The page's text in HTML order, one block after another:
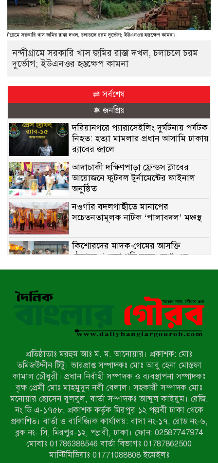
নন্দীগ্রামে সরকারি খাস জমির রাস্তা দখল, চলাচলে চরম
দুর্ভোগ; ইউএনওর হস্তক্ষেপ কামনা
⇌ সর্বশেষ
❅ জনপ্রিয়
দরিয়ানগরে প্যারাসেইলিং দুর্ঘটনায় পর্যটক
নিহত: হত্যা মামলার প্রধান আসামি ঢাকায়
র‌্যাবের জালে
আদাচাকী দক্ষিণপাড়া ফ্রেন্ডস ক্লাবের
আয়োজনে ফুটবল টুর্নামেন্টের ফাইনাল
অনুষ্ঠিত
নওগাঁর বদলগাছীতে মানাপের
সচেতনতামূলক নাটক ‘পালাবদল’ মঞ্চস্থ
কিশোরদের মাদক-গেমের আসক্তি
ঠেকাতে, ‘এসো গড়ি নতুন দেশ’-এর
ফুটবল বিতরণ
নন্দীগ্রামে সরকারি খাস জমির রাস্তা দখল,
চলাচলে চরম দুর্ভোগ; ইউএনওর হস্তক্ষেপ
নাটোরের পাটুলে পানিতে ডুবে নন্দীগ্রামের
স্কুলছাত্রের মর্মান্তিক মৃত্যু
সেনাবাহিনীর চাকরি হারিয়ে ভুয়া ডিবি
পুলিশ পরিচয়ে চাঁদাবাজি, গণপিটুনির পর
কারাগারে প্রতারক।
বাঘার সাহিন সরকারের তিন ক্যাটাগরিতে
প্রথম স্থান অর্জন; সংস্কৃতি অঙ্গনেও রয়েছে
প্রতিষ্ঠাতাঃ মরহুম আঃ ম. ম. আনোয়ার। প্রকাশক: মোঃ
তমিজউদ্দীন টিটু। ভারপ্রাপ্ত সম্পাদকঃ মোঃ আবু হেনা মোস্তফা
কামাল চৌধুরী। প্রধান নির্বাহী সম্পাদক ও ব্যবস্থাপনা সম্পাদকঃ
বৃক্ষ প্রেমী মোঃ মাহমুদুন নবী বেলাল। সহকারী সম্পাদক মোঃ
মনোয়ার হোসেন বুলবুল, বার্তা সম্পাদকঃ আব্দুল কাইয়ুম। রেজি.
নং ডি এ-১৭৫৮, প্রকাশক কর্তৃক মিরপুর ১২ পল্লবী ঢাকা থেকে
প্রকাশিত। বার্তা ও বাণিজ্যিক কার্যালয়: বাসা নং-১৭, রোড নং-৬,
ব্লক নং- সি, মিরপুর-১২, পল্লবী, ঢাকা। ফোন: 02587747974
মোবাঃ 01786388546 বার্তা বিভাগঃ 01787862500
মাল্টিমিডিয়াঃ 01771088808 ইমেইলঃ